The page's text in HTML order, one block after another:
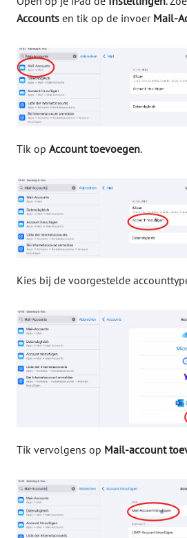
Accounts en tik op de invoer Mail-
Tik op Account toevoegen.
Kies bij de voorgestelde
Tik vervolgens op Mail-account